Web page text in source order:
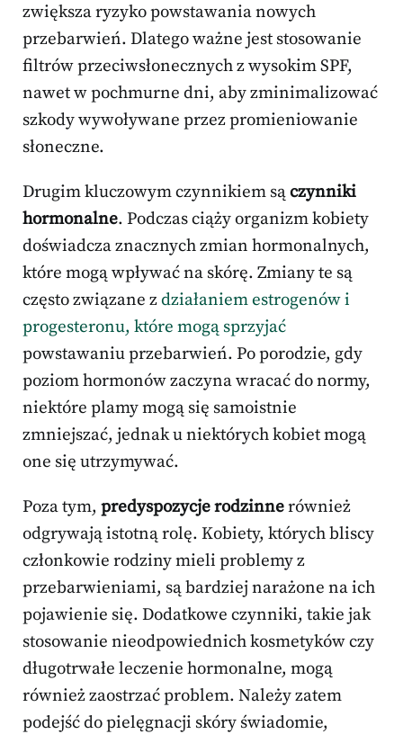
zwiększa ryzyko powstawania nowych
przebarwień. Dlatego ważne jest stosowanie
filtrów przeciwsłonecznych z wysokim SPF,
nawet w pochmurne dni, aby zminimalizować
szkody wywoływane przez promieniowanie
słoneczne.
Drugim kluczowym czynnikiem sączynniki
hormonalne. Podczas ciąży organizm kobiety
doświadcza znacznych zmian hormonalnych,
które mogą wpływać na skórę. Zmiany te są
często związane zdziałaniem estrogenów i
progesteronu, które mogą sprzyjać
powstawaniu przebarwień. Po porodzie, gdy
poziom hormonów zaczyna wracać do normy,
niektóre plamy mogą się samoistnie
zmniejszać, jednak u niektórych kobiet mogą
one się utrzymywać.
Poza tym, predyspozycje rodzinnerównież
odgrywają istotną rolę. Kobiety, których bliscy
członkowie rodziny mieli problemy z
przebarwieniami, są bardziej narażone na ich
pojawienie się. Dodatkowe czynniki, takie jak
stosowanie nieodpowiednich kosmetyków czy
długotrwałe leczenie hormonalne, mogą
również zaostrzać problem. Należy zatem
podejść do pielęgnacji skóry świadomie,